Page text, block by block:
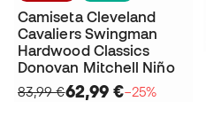
Camiseta Cleveland
Cavaliers Swingman
Hardwood Classics
Donovan Mitchell Niño
83,99 €62,99 €−25%